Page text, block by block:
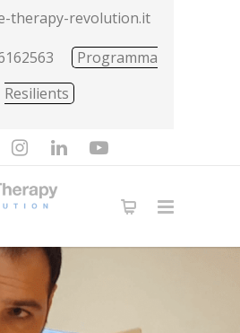
therapy-revolution.it
Programma
Resilients